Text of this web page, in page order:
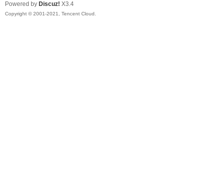
Powered by Discuz! X3.4
Copyright © 2001-2021, Tencent Cloud.